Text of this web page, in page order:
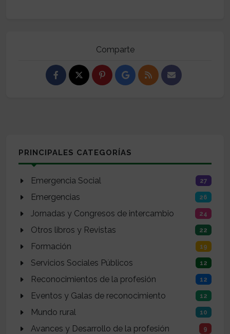
Comparte
PRINCIPALES CATEGORÍAS
Emergencia Social 27
Emergencias 26
Jornadas y Congresos de intercambio 24
Otros libros y Revistas 22
Formación 19
Servicios Sociales Públicos 12
Reconocimientos de la profesión 12
Eventos y Galas de reconocimiento 12
Mundo rural 10
Avances y Desarrollo de la profesión 9